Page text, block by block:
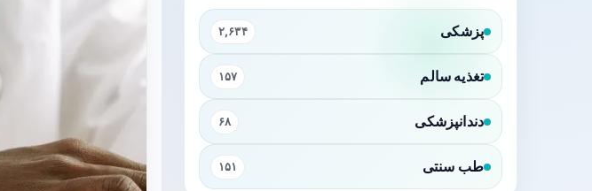
پزشکی ۲,۶۳۴
تغذیه سالم ۱۵۷
دندانپزشکی ۶۸
طب سنتی ۱۵۱